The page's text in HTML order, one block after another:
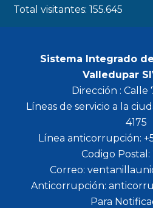
Total visitantes:155.645
Sistema Integrado
Valledupar
Dirección : Calle
Líneas de servicio a la
4175
Línea anticorrupción:
Codigo
Correo:
Anticorrupción:
Para